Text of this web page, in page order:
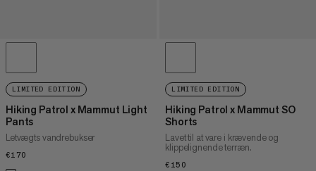
LIMITED EDITION
Hiking Patrol x Mammut Light
Pants
Letvægts vandrebukser
€170
LIMITED EDITION
Hiking Patrol x Mammut SO
Shorts
Lavet til at vare i krævende og
klippelignende terræn.
€150